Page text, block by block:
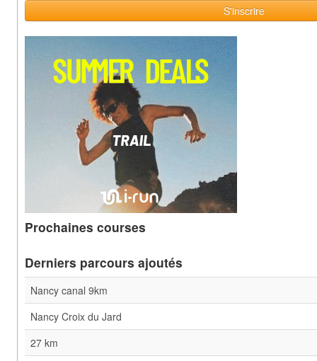
S'inscrire
Prochaines courses
Derniers parcours ajoutés
Nancy canal 9km
Nancy Croix du Jard
27 km